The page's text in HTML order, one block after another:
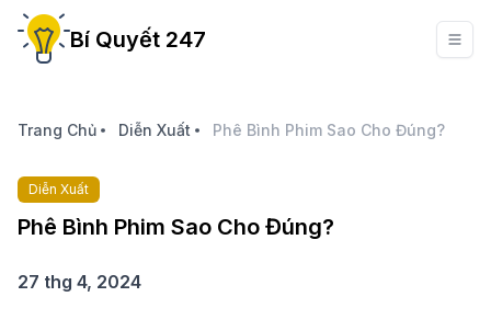
Bí Quyết 247
Trang Chủ Diễn Xuất Phê Bình Phim Sao Cho Đúng?
Diễn Xuất
Phê Bình Phim Sao Cho Đúng?
27 thg 4, 2024